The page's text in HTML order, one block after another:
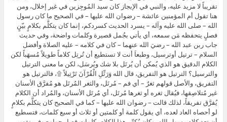
تقريباً لا مزيد عليه، والنبي في الإيجاز كان سيد المُوجِزين في غير إخلال، ومن
هنا تقول أم المؤمنين عائشة – رضوان الله عليها – في الصحيح ما كان رسول
الله – صلى الله عليه وآله – يسرد الحديث كسردكم، إنما كان يتكلَّم بكلامٍ بيّنٍ
فصلٍ يتحفظه مَن سمعه، أي يأتي بجُمل قصيرة وكلمات واضحة، وفي حديث
جاب ربن عبد الله – رضيَ الله عنهما – كان في كلامه – عليه الصلاة وأفضل
السلام – ترتيل أوترسيل، وطبعاَ أنت لا تستطيع أن تُرتِل كلاماً طويلاً مُسهَباً لكن
الكلام الدقيق هو الذي يُمكن أن يُرتَل بلا شك ويُرسَل، لكن ما معنى الترتيل
والترسيل؟ الترتيل هو التفريق، قال الله وَرَتِّلِ الْقُرْآنَ تَرْتِيلاً ۩، فالترتيل هو
التفريق، والأصل قولهم ثغرٌ – أي فم – مُرتَل، والثغر المُرتَل هو مُفرَّق الأسنان
غير مُتلاصِقها، فيُقال ثغره أو ثغرها مُرتَل، أي مُرتَل الأسنان، والمُراد أن الكلام
يُفرَّق تفريقاً، لذلك قالت – رضوان الله عليها – كما في الصحيح كان يتكلَّم بكلامٍ
لو أحصاه العاد لعده، أي يقول كلمة أو كلمتين أو ثلاث أو سبع كلمات، فتسطيع